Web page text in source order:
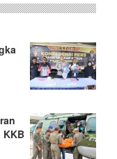
KKB